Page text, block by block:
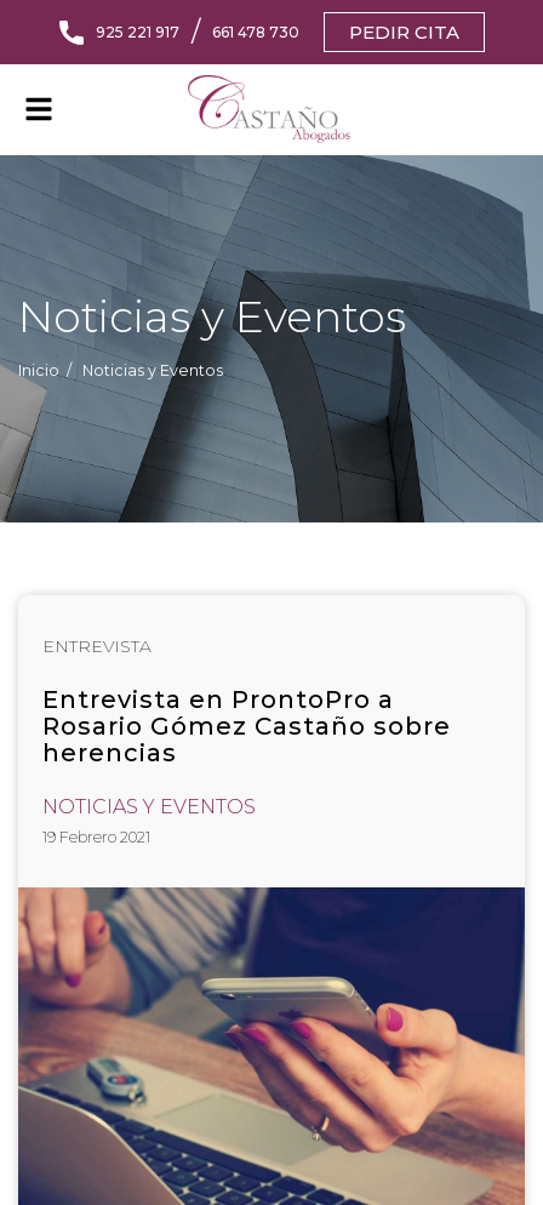
925 221 917 / 661 478 730 PEDIR CITA
Alternar
navegación
Noticias y Eventos
Inicio Noticias y Eventos
ENTREVISTA
Entrevista en ProntoPro a
Rosario Gómez Castaño sobre
herencias
NOTICIAS Y EVENTOS
19 Febrero 2021